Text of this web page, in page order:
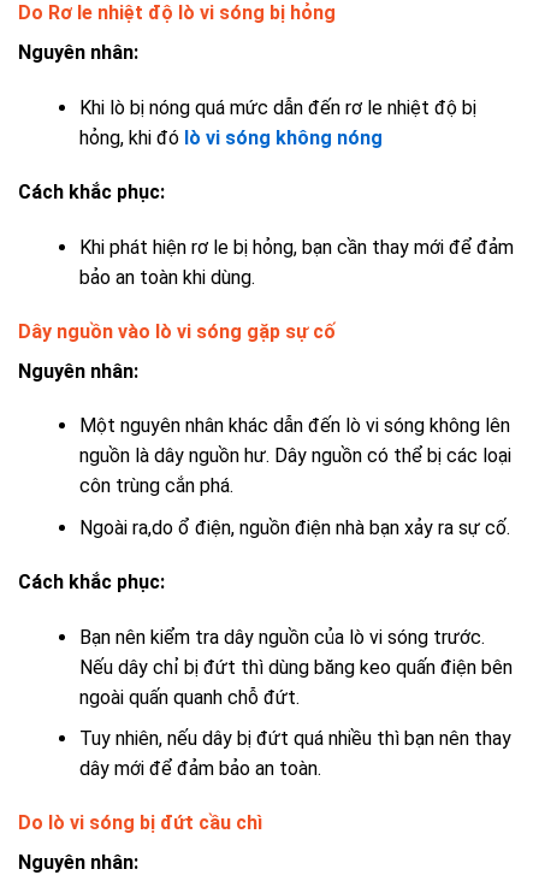
Do Rơ le nhiệt độ lò vi sóng bị hỏng
Nguyên nhân:
Khi lò bị nóng quá mức dẫn đến rơ le nhiệt độ bị
hỏng, khi đó lò vi sóng không nóng
Cách khắc phục:
Khi phát hiện rơ le bị hỏng, bạn cần thay mới để đảm
bảo an toàn khi dùng.
Dây nguồn vào lò vi sóng gặp sự cố
Nguyên nhân:
Một nguyên nhân khác dẫn đến lò vi sóng không lên
nguồn là dây nguồn hư. Dây nguồn có thể bị các loại
côn trùng cắn phá.
Ngoài ra,do ổ điện, nguồn điện nhà bạn xảy ra sự cố.
Cách khắc phục:
Bạn nên kiểm tra dây nguồn của lò vi sóng trước.
Nếu dây chỉ bị đứt thì dùng băng keo quấn điện bên
ngoài quấn quanh chỗ đứt.
Tuy nhiên, nếu dây bị đứt quá nhiều thì bạn nên thay
dây mới để đảm bảo an toàn.
Do lò vi sóng bị đứt cầu chì
Nguyên nhân: